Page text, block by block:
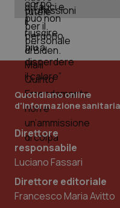
Quotidiano online
d'informazione sanitaria
Direttore
responsabile
Luciano Fassari
Direttore editoriale
Francesco Maria Avitto